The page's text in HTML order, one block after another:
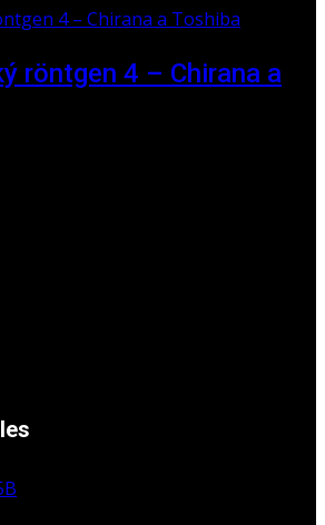
röntgen 4 – Chirana a